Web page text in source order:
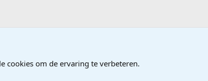
cookies om de ervaring te verbeteren.